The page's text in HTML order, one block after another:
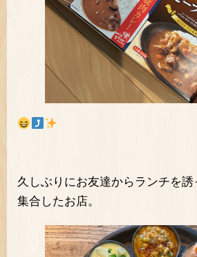
久しぶりにお友達からランチを誘
集合したお店。